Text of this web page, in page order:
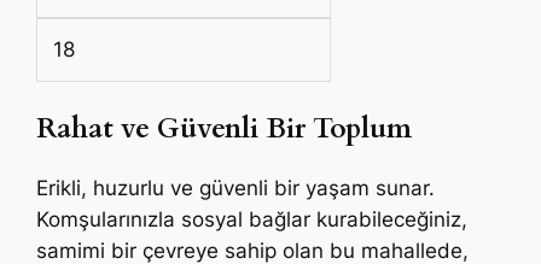
18
Rahat ve Güvenli Bir Toplum
Erikli, huzurlu ve güvenli bir yaşam sunar.
Komşularınızla sosyal bağlar kurabileceğiniz,
samimi bir çevreye sahip olan bu mahallede,